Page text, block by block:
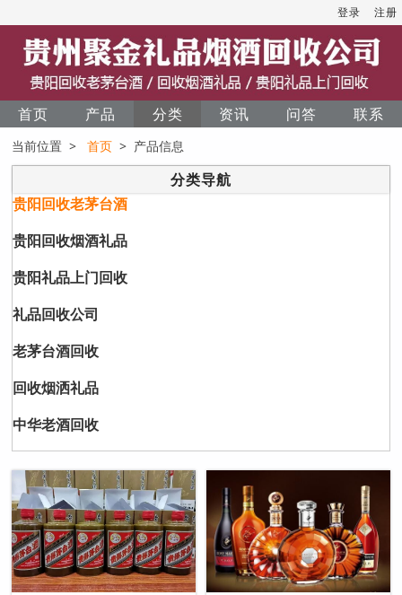
登录 注册
首页 产品 分类 资讯 问答 联系
当前位置 >首页 > 产品信息
分类导航
贵阳回收老茅台酒
贵阳回收烟酒礼品
贵阳礼品上门回收
礼品回收公司
老茅台酒回收
回收烟洒礼品
中华老酒回收